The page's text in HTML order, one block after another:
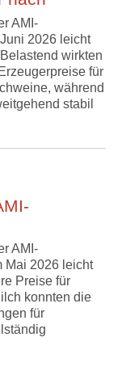
AMI-
2026 leicht
wirkten
für
während
stabil
AMI-
Mai 2026 leicht
Preise für
konnten die
für